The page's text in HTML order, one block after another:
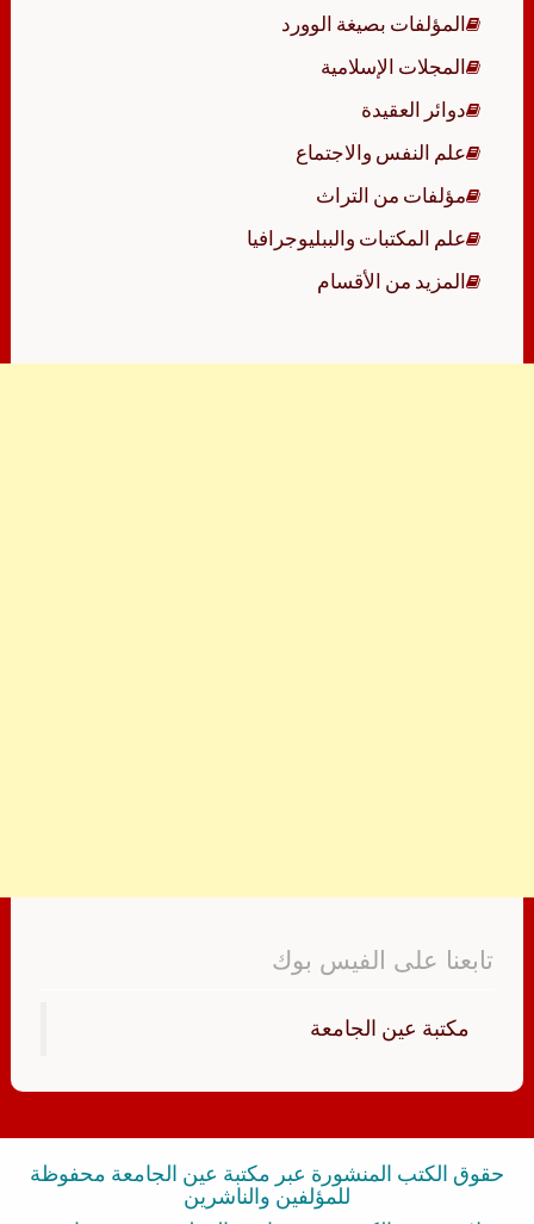
المؤلفات بصيغة الوورد
المجلات الإسلامية
دوائر العقيدة
علم النفس والاجتماع
مؤلفات من التراث
علم المكتبات والببليوجرافيا
المزيد من الأقسام
تابعنا على الفيس بوك
‏مكتبة عين الجامعة‏
حقوق الكتب المنشورة عبر مكتبة عين الجامعة محفوظة
للمؤلفين والناشرين